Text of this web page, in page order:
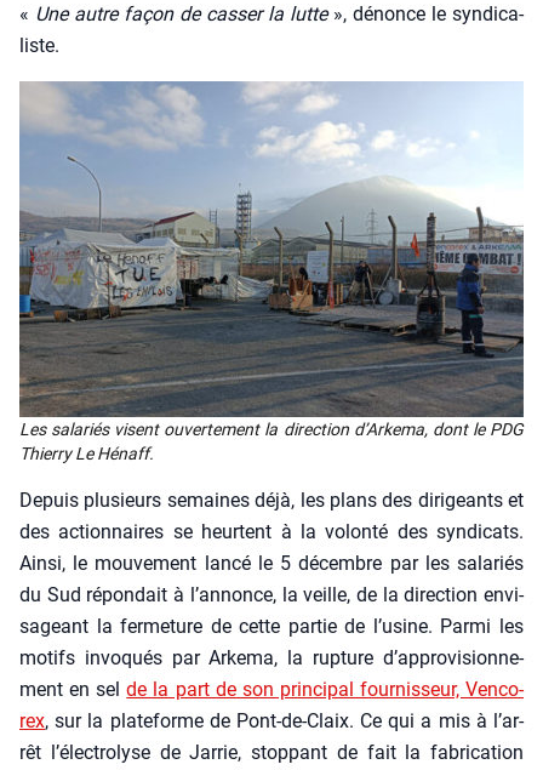
« Une autre façon de cas­ser la lutte», dénonce le syn­di­ca­
liste.
Les sala­riés visent ouver­te­ment la direc­tion d’Ar­ke­ma, dont le PDG
Thier­ry Le Hénaff.
Depuis plu­sieurs semaines déjà, les plans des diri­geants et
des action­naires se heurtent à la volon­té des syn­di­cats.
Ain­si, le mou­ve­ment lan­cé le 5 décembre par les sala­riés
du Sud répon­dait à l’an­nonce, la veille, de la direc­tion envi­
sa­geant la fer­me­ture de cette par­tie de l’u­sine. Par­mi les
motifs invo­qués par Arke­ma, la rup­ture d’ap­pro­vi­sion­ne­
ment en selde la part de son prin­ci­pal four­nis­seur, Ven­co­
rex, sur la pla­te­forme de Pont-de-Claix. Ce qui a mis à l’ar­
rêt l’élec­tro­lyse de Jar­rie, stop­pant de fait la fabri­ca­tion